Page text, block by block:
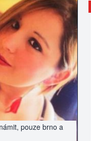
pouze brno a
INZERÁT